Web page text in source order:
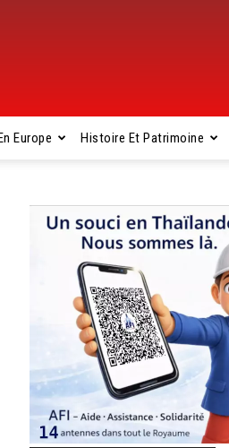
Europe Histoire Et Patrimoine